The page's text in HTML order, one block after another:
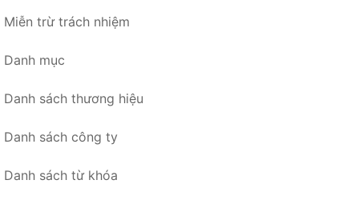
Miễn trừ trách nhiệm
Danh mục
Danh sách thương hiệu
Danh sách công ty
Danh sách từ khóa